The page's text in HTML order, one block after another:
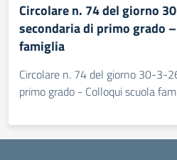
Circolare n. 74 del giorno
secondaria di primo grado
famiglia
Circolare n. 74 del giorno 30-3-
primo grado - Colloqui scuola